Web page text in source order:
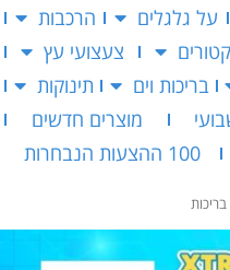
על גלגלים
הרכבות
צעצועי עץ
בריכות וים
תינוקות
מוצרים חדשים
100 ההצעות הנבחרות